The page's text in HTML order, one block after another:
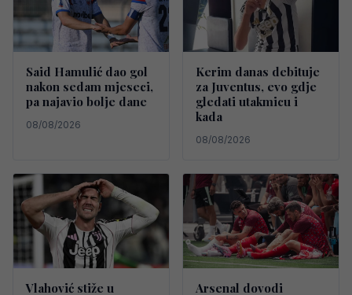
Said Hamulić dao gol
nakon sedam mjeseci,
pa najavio bolje dane
08/08/2026
Kerim danas debituje
za Juventus, evo gdje
gledati utakmicu i
kada
08/08/2026
Vlahović stiže u
Arsenal dovodi